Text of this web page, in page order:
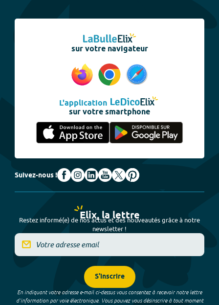
sur votre navigateur
L'application
sur votre smartphone
Suivez-nous !
Elix, la lettre
Restez informé(e) de nos actus et des nouveautés grâce à notre
newsletter !
S'inscrire
En indiquant votre adresse e-mail ci-dessus vous consentez à recevoir notre lettre
d’information par voie électronique. Vous pouvez vous désinscrire à tout moment